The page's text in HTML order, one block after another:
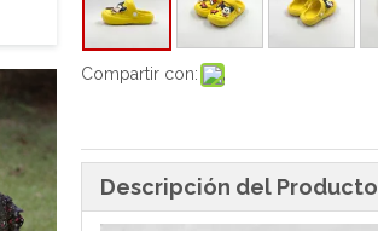
Compartir con:
Descripción del Producto